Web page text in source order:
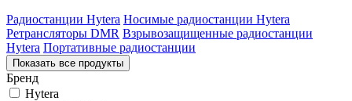
Радиостанции Hytera Носимые радиостанции Hytera
Ретрансляторы DMR Взрывозащищенные радиостанции
Hytera Портативные радиостанции
Показать все продукты
Бренд
Hytera